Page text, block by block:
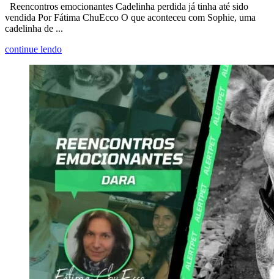
Reencontros emocionantes Cadelinha perdida já tinha até sido
vendida Por Fátima ChuEcco O que aconteceu com Sophie, uma
cadelinha de ...
continue lendo